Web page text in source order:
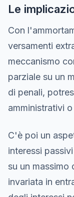
Le
Con
versamenti
meccanismo
parziale su un
di penali,
amministrativi
C'è poi un
interessi
su un massimo
invariata in